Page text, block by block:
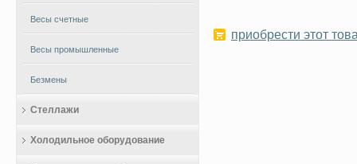
приобрести этот
Весы счетные
Весы промышленные
Безмены
Стеллажи
Холодильное оборудование